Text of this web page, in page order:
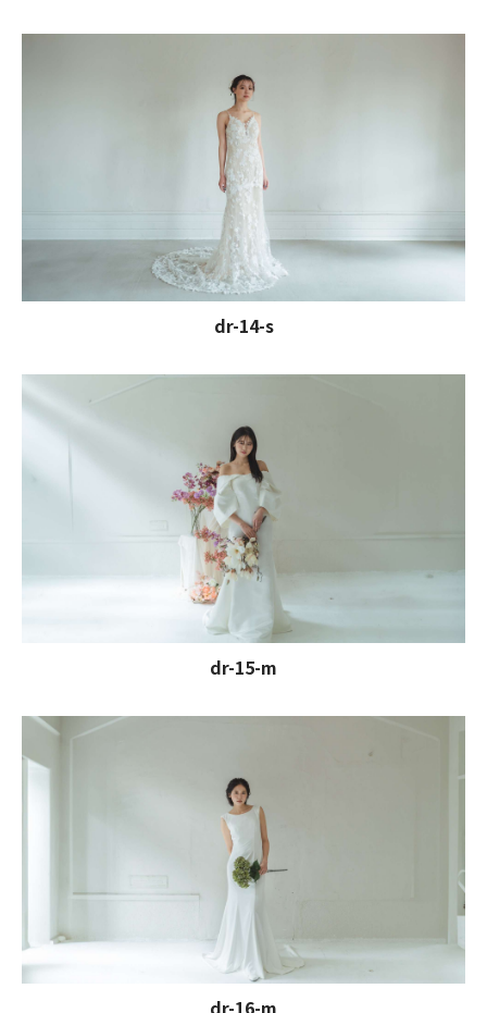
dr-14-s
dr-15-m
dr-16-m